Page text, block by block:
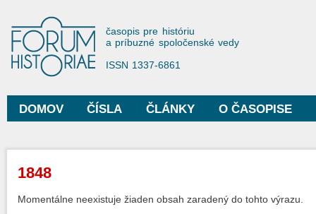
Forum Historiae
časopis pre históriu
a príbuzné spoločenské vedy
ISSN 1337-6861
Hlavné menu
DOMOV ČÍSLA ČLÁNKY O ČASOPISE
Nachádzate sa tu
1848
Momentálne neexistuje žiaden obsah zaradený do tohto výrazu.